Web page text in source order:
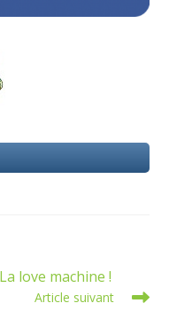
love machine !
Article suivant